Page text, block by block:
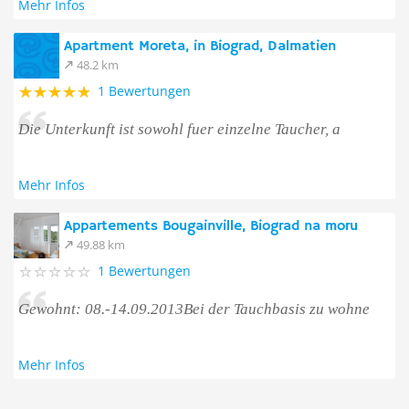
Mehr Infos
Apartment Moreta, in Biograd, Dalmatien
48.2 km
1 Bewertungen
Die Unterkunft ist sowohl fuer einzelne Taucher, a
Mehr Infos
Appartements Bougainville, Biograd na moru
49.88 km
1 Bewertungen
Gewohnt: 08.-14.09.2013Bei der Tauchbasis zu wohne
Mehr Infos